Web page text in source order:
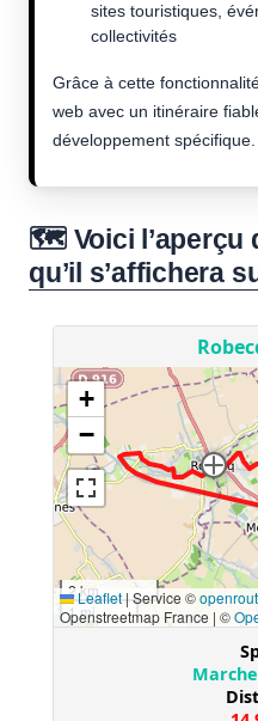
sites touristiques,
collectivités
Grâce à cette
web avec un itinéraire
développement spécifique.
🗺️ Voici l’aperçu
qu’il s’affichera